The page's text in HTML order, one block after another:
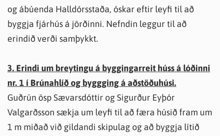
og ábúenda Halldórsstaða, óskar eftir leyfi til að
byggja fjárhús á jörðinni. Nefndin leggur til að
erindið verði samþykkt.
3. Erindi um breytingu á byggingarreit húss á lóðinni
nr. 1 í Brúnahlíð og byggging á aðstöðuhúsi.
Guðrún ösp Sævarsdóttir og Sigurður Eyþór
Valgarðsson sækja um leyfi til að færa húsið fram um
1 m miðað við gildandi skipulag og að byggja lítið